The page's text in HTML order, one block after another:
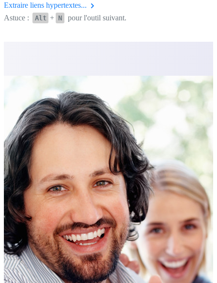
Extraire liens hypertextes...
Astuce :
Alt + N pour l'outil suivant.